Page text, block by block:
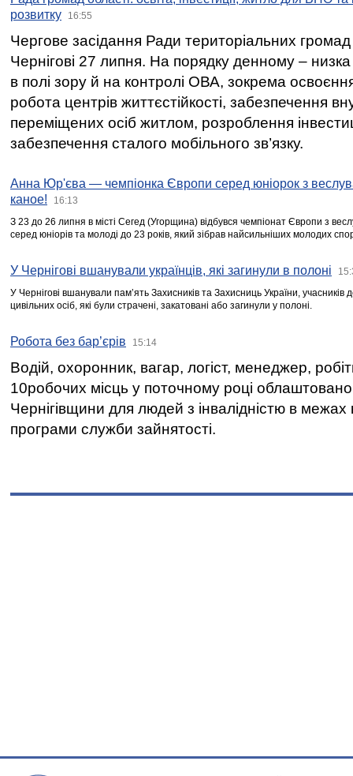
розвитку
16:55
Чергове засідання Ради територіальних громад
Чернігові 27 липня. На порядку денному –
в полі зору й на контролі ОВА, зокрема освоєння
робота центрів життєстійкості, забезпечення
переміщених осіб житлом, розроблення
забезпечення сталого мобільного зв’язку.
Анна Юр'єва — чемпіонка Європи серед юніорок з
каное!
16:13
З 23 до 26 липня в місті Сегед (Угорщина) відбувся чемпіонат Європи з
серед юніорів та молоді до 23 років, який зібрав найсильніших молодих
У Чернігові вшанували українців, які загинули в полоні
У Чернігові вшанували пам’ять Захисників та Захисниць України,
цивільних осіб, які були страчені, закатовані або загинули у полоні.
Робота без бар’єрів 15:14
Водій, охоронник, вагар, логіст, менеджер,
10робочих місць у поточному році
Чернігівщини для людей з інвалідністю в межах
програми служби зайнятості.